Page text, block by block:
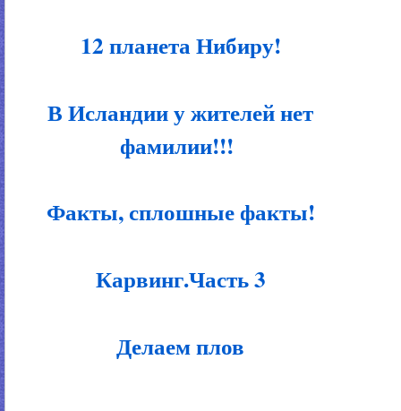
12 планета Нибиру!
В Исландии у жителей нет
фамилии!!!
Факты, сплошные факты!
Карвинг.Часть 3
Делаем плов